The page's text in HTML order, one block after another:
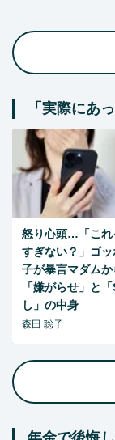
「実際にあ
怒り心頭…「これ
すぎない？」ゴ
子が暴言マダムか
「嫌がらせ」と
し」の中身
森田 聡子